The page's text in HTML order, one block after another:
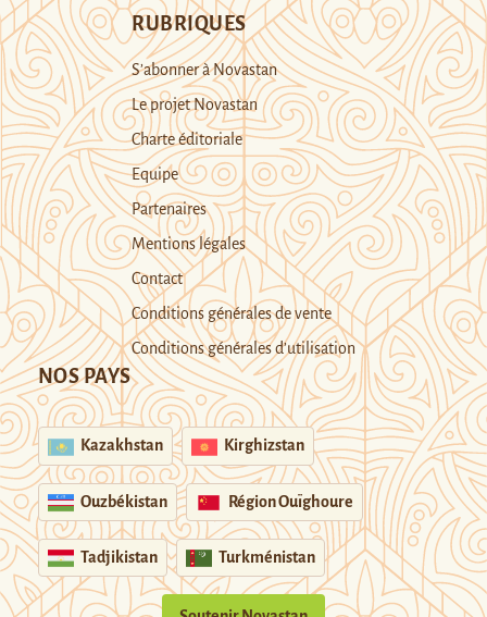
RUBRIQUES
S’abonner à Novastan
Le projet Novastan
Charte éditoriale
Equipe
Partenaires
Mentions légales
Contact
Conditions générales de vente
Conditions générales d’utilisation
NOS PAYS
Kazakhstan Kirghizstan
Ouzbékistan Région Ouïghoure
Tadjikistan Turkménistan